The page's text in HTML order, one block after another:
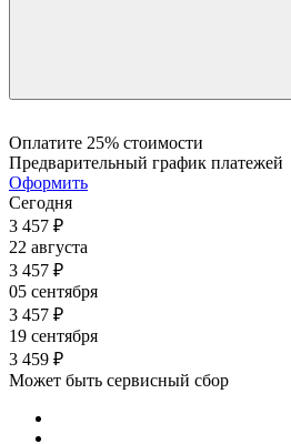
Оплатите 25% стоимости
Предварительный график платежей
Оформить
Сегодня
3 457 ₽
22 августа
3 457 ₽
05 сентября
3 457 ₽
19 сентября
3 459 ₽
Может быть сервисный сбор